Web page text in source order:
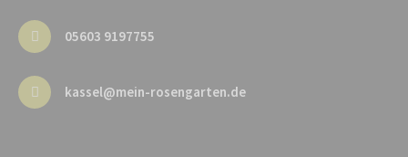
05603 9197755
kassel@mein-rosengarten.de